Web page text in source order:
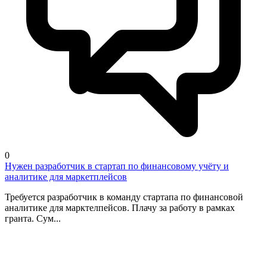
0
Нужен разработчик в стартап по финансовому учёту и
аналитике для маркетплейсов
Требуется разработчик в команду стартапа по финансовой
аналитике для марктелпейсов. Плачу за работу в рамках
гранта. Сум...